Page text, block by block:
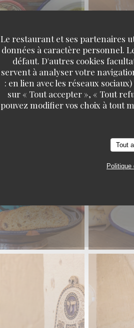
Le restaurant et ses partenaires
données à caractère personnel.
défaut. D'autres cookies
servent à analyser votre
: en lien avec les réseaux
sur « Tout accepter », « Tout
pouvez modifier vos choix à tout
Tout
Politique